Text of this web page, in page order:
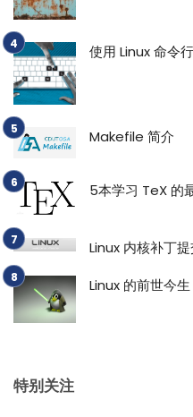
使用 Linux 命令
Makefile 简介
5本学习 TeX 的
Linux 内核补丁
Linux 的前世今生
特别关注